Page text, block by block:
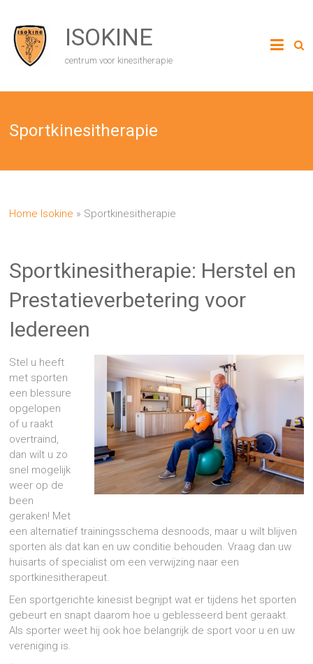
inhoud
ISOKINE
centrum voor kinesitherapie
Sportkinesitherapie
Home Isokine » Sportkinesitherapie
Sportkinesitherapie: Herstel en
Prestatieverbetering voor
Iedereen
Stel u heeft
met sporten
een blessure
opgelopen
of u raakt
overtraind,
dan wilt u zo
snel mogelijk
weer op de
been
geraken! Met
een alternatief trainingsschema desnoods, maar u wilt blijven
sporten als dat kan en uw conditie behouden. Vraag dan uw
huisarts of specialist om een verwijzing naar een
sportkinesitherapeut.
Een sportgerichte kinesist begrijpt wat er tijdens het sporten
gebeurt en snapt daarom hoe u geblesseerd bent geraakt.
Als sporter weet hij ook hoe belangrijk de sport voor u en uw
vereniging is.